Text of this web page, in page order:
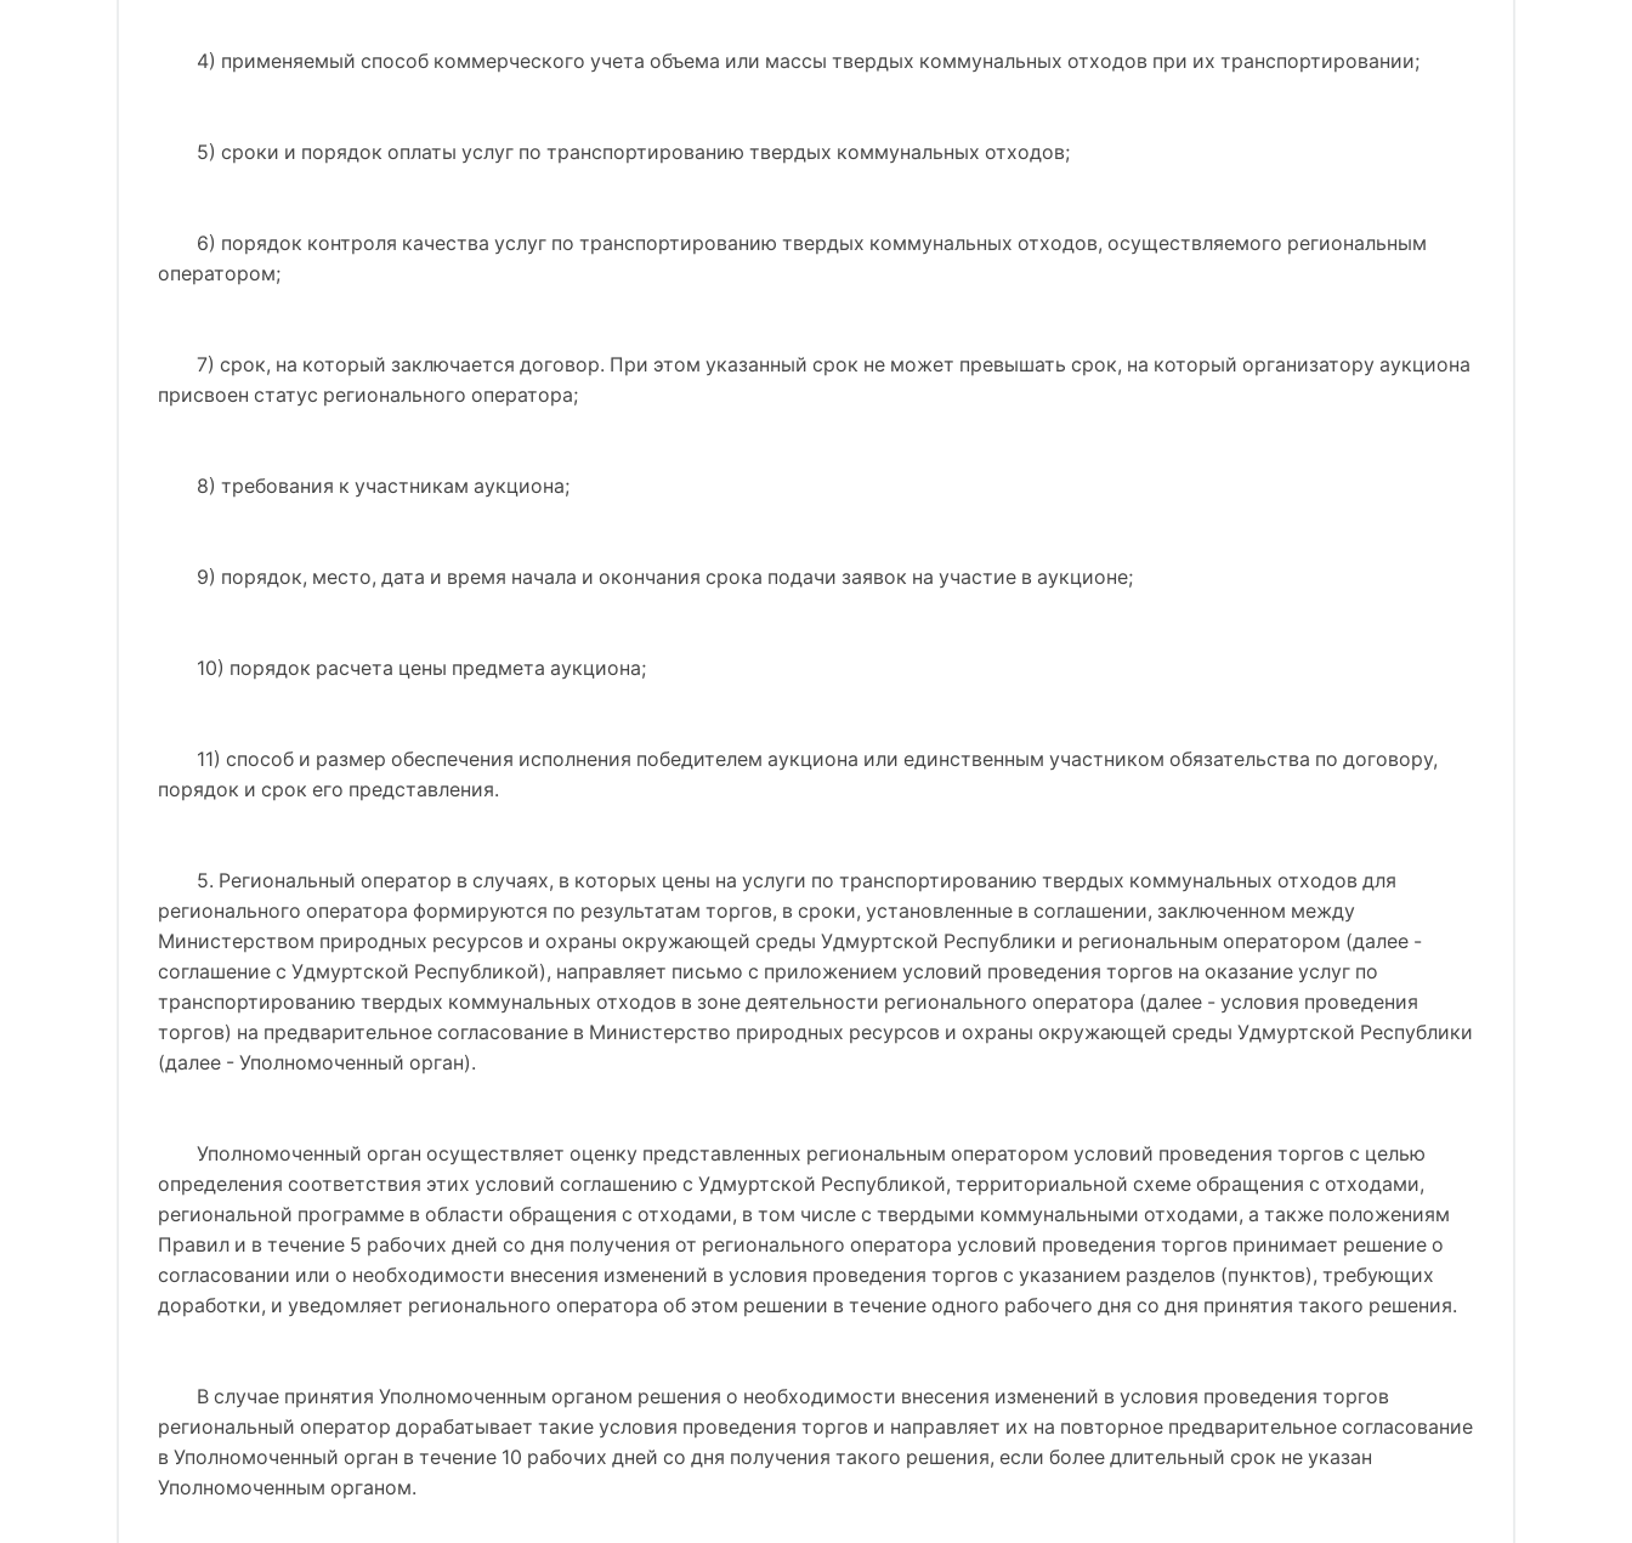
4) применяемый способ коммерческого учета объема или массы твердых коммунальных отходов при их транспортировании;
5) сроки и порядок оплаты услуг по транспортированию твердых коммунальных отходов;
6) порядок контроля качества услуг по транспортированию твердых коммунальных отходов, осуществляемого региональным
оператором;
7) срок, на который заключается договор. При этом указанный срок не может превышать срок, на который организатору аукциона
присвоен статус регионального оператора;
8) требования к участникам аукциона;
9) порядок, место, дата и время начала и окончания срока подачи заявок на участие в аукционе;
10) порядок расчета цены предмета аукциона;
11) способ и размер обеспечения исполнения победителем аукциона или единственным участником обязательства по договору,
порядок и срок его представления.
5. Региональный оператор в случаях, в которых цены на услуги по транспортированию твердых коммунальных отходов для
регионального оператора формируются по результатам торгов, в сроки, установленные в соглашении, заключенном между
Министерством природных ресурсов и охраны окружающей среды Удмуртской Республики и региональным оператором (далее -
соглашение с Удмуртской Республикой), направляет письмо с приложением условий проведения торгов на оказание услуг по
транспортированию твердых коммунальных отходов в зоне деятельности регионального оператора (далее - условия проведения
торгов) на предварительное согласование в Министерство природных ресурсов и охраны окружающей среды Удмуртской Республики
(далее - Уполномоченный орган).
Уполномоченный орган осуществляет оценку представленных региональным оператором условий проведения торгов с целью
определения соответствия этих условий соглашению с Удмуртской Республикой, территориальной схеме обращения с отходами,
региональной программе в области обращения с отходами, в том числе с твердыми коммунальными отходами, а также положениям
Правил и в течение 5 рабочих дней со дня получения от регионального оператора условий проведения торгов принимает решение о
согласовании или о необходимости внесения изменений в условия проведения торгов с указанием разделов (пунктов), требующих
доработки, и уведомляет регионального оператора об этом решении в течение одного рабочего дня со дня принятия такого решения.
В случае принятия Уполномоченным органом решения о необходимости внесения изменений в условия проведения торгов
региональный оператор дорабатывает такие условия проведения торгов и направляет их на повторное предварительное согласование
в Уполномоченный орган в течение 10 рабочих дней со дня получения такого решения, если более длительный срок не указан
Уполномоченным органом.